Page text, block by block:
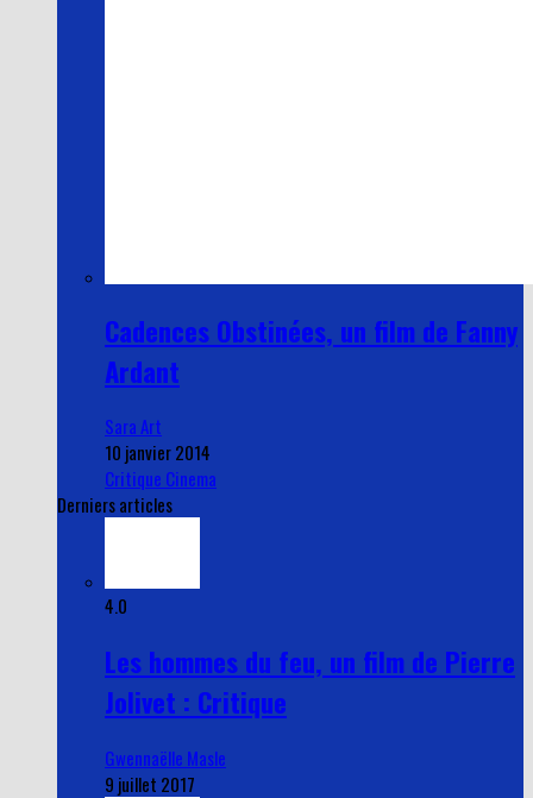
Cadences Obstinées, un film de Fanny
Ardant
Sara Art
10 janvier 2014
Critique Cinema
Derniers articles
4.0
Les hommes du feu, un film de Pierre
Jolivet : Critique
Gwennaëlle Masle
9 juillet 2017